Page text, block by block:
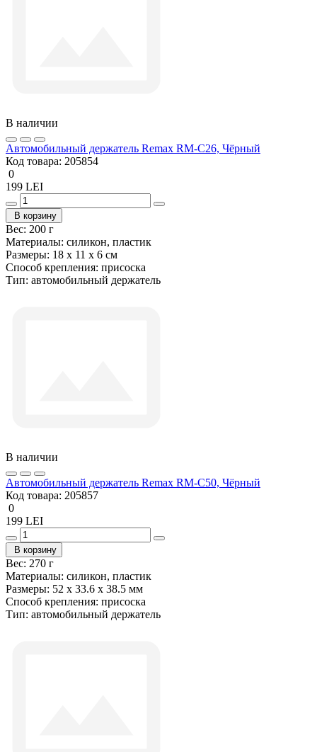
В наличии
Автомобильный держатель Remax RM-C26, Чёрный
Код товара: 205854
0
199 LEI
В корзину
Вес: 200 г
Материалы: силикон, пластик
Размеры: 18 x 11 x 6 см
Способ крепления: присоска
Тип: автомобильный держатель
В наличии
Автомобильный держатель Remax RM-C50, Чёрный
Код товара: 205857
0
199 LEI
В корзину
Вес: 270 г
Материалы: силикон, пластик
Размеры: 52 x 33.6 x 38.5 мм
Способ крепления: присоска
Тип: автомобильный держатель